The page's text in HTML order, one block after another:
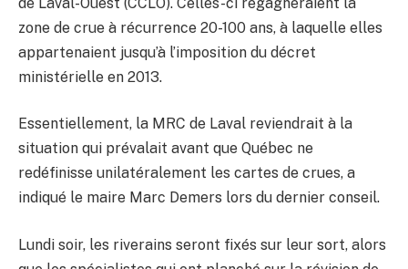
zone de crue à récurrence 20-100 ans, à laquelle elles
appartenaient jusqu’à l’imposition du décret
ministérielle en 2013.
Essentiellement, la MRC de Laval reviendrait à la
situation qui prévalait avant que Québec ne
redéfinisse unilatéralement les cartes de crues, a
indiqué le maire Marc Demers lors du dernier conseil.
Lundi soir, les riverains seront fixés sur leur sort, alors